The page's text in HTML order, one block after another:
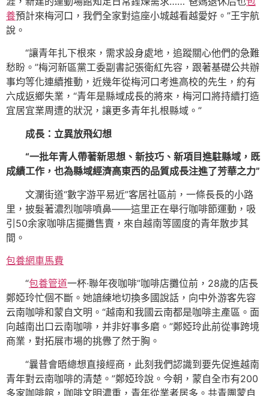
養預計來梅河口，我們全家對這座小城越看越愛好。”王宇航
說。
“讓青年扎下根來，需求設身處地，追蹤關心他們的急難
愁盼。”梅河新區黨工委副書記張衛紅先容，跟著基礎公共辦
事均等化連續推動，近幾年從梅河口考進高校的先生，約有
六成返鄉失業，“青年是縣域成長的將來，梅河口將持續打造
宜居宜業周遭的狀況，讓更多青年扎根縣域。”
成長：立異放飛幻想
“一批年青人帶著新思想、新技巧、新項目進駐縣域，既
成績工作，也為縣域經濟高東西的品質成長注進了芳華之力”
文瀾街道“數字游平易近”客居社區前，一條長長的小路
里，披髮著濃烈咖啡噴鼻——這里正在舉行咖啡節運動，吸
引50余家咖啡店擺攤售賣，來自越南等國度的青年散步其
間。
包養網車馬費
“包養管道一杯·聯年夜咖啡”咖啡店攤位前，28歲的店長
鄭婭玲忙個不斷。她諳練地切換多國說話，向中外游客先容
云南咖啡和蒙自文明。“越南和我國云南都是咖啡主產區。面
向越南出口云南咖啡，并非好事多磨。”鄭婭玲此前從事跨境
商業，對拓展市場的挑釁了然于胸。
“曩昔會晤總想直接經商，此刻我們認識到要先促進越南
青年對云南咖啡的清楚。”鄭婭玲說。今朝，蒙自全市有200
多家咖啡館，咖啡文明濃重，青年從業者居多。共青團蒙自